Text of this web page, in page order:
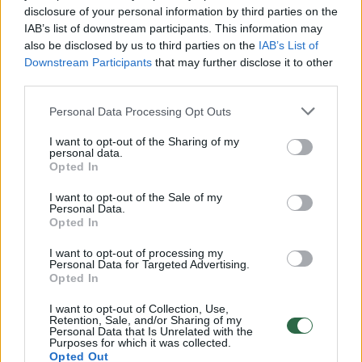
disclosure of your personal information by third parties on the
IAB’s list of downstream participants. This information may
also be disclosed by us to third parties on the IAB’s List of
Downstream Participants that may further disclose it to other
Personal Data Processing Opt Outs
I want to opt-out of the Sharing of my
personal data.
Opted In
I want to opt-out of the Sale of my
Personal Data.
Opted In
I want to opt-out of processing my
Personal Data for Targeted Advertising.
Opted In
I want to opt-out of Collection, Use,
Retention, Sale, and/or Sharing of my
Personal Data that Is Unrelated with the
Purposes for which it was collected.
Opted Out
00:00:30
Vaizdai iš tragiškos avarijos Vilniaus r.: dviejų moterų ir
vaiko gyvybių išgelbėti nepavyko
00:00:57
Savaitės vidurys nusimato karštas: temperatūra kils iki
32 laipsnių šilumos
Žinios | Orai
V. Zalužno pasisakymą laiko bandymu įsitvirtinti
Ukrainos politikoje: jis yra neteisus
Nufilmavo, kaip patvino Vilniaus Vakarinis aplinkkelis: